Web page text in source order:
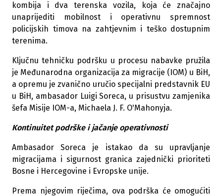
kombija i dva terenska vozila, koja će značajno
unaprijediti mobilnost i operativnu spremnost
policijskih timova na zahtjevnim i teško dostupnim
terenima.
Ključnu tehničku podršku u procesu nabavke pružila
je Međunarodna organizacija za migracije (IOM) u BiH,
a opremu je zvanično uručio specijalni predstavnik EU
u BiH, ambasador Luigi Soreca, u prisustvu zamjenika
šefa Misije IOM-a, Michaela J. F. O'Mahonyja.
Kontinuitet podrške i jačanje operativnosti
Ambasador Soreca je istakao da su upravljanje
migracijama i sigurnost granica zajednički prioriteti
Bosne i Hercegovine i Evropske unije.
Prema njegovim riječima, ova podrška će omogućiti